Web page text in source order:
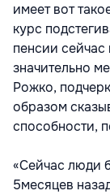
имеет вот
курс
пенсии
значительно
Рожко,
образом
способности,
«Сейчас люди
5месяцев